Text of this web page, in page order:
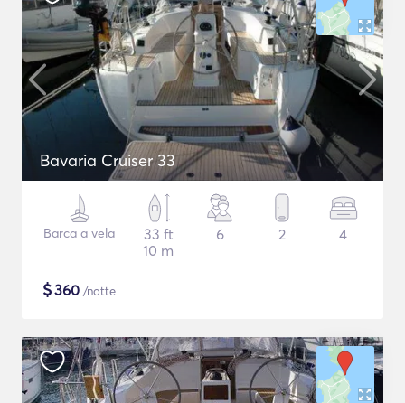
Bavaria Cruiser 33
Barca a vela
33 ft
10 m
6 2 4
$360 /notte